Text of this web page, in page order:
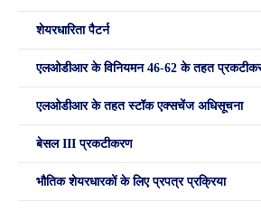
शेयरधारिता पैटर्न
एलओडीआर के विनियमन 46-62 के तहत
एलओडीआर के तहत स्टॉक एक्सचेंज अधिसूचना
बेसल III प्रकटीकरण
भौतिक शेयरधारकों के लिए प्रपत्र प्रक्रिया